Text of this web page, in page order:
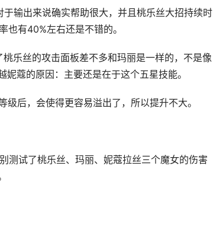
输出来说确实帮助很大，并且桃乐丝大招持续时
也有40%左右还是不错的。
乐丝的攻击面板差不多和玛丽是一样的，不是像
蔻的原因：主要还是在于这个五星技能。
后，会使得更容易溢出了，所以提升不大。
测试了桃乐丝、玛丽、妮蔻拉丝三个魔女的伤害